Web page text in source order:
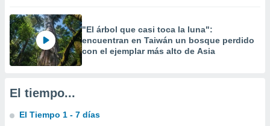
publicidad
de
"El árbol que casi toca la luna":
encuentran en Taiwán un bosque perdido
con el ejemplar más alto de Asia
El tiempo...
El Tiempo 1 - 7 días